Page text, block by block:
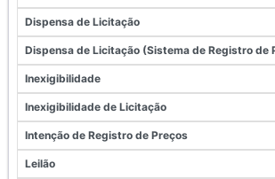
Dispensa de Licitação
Dispensa de Licitação (Sistema de Registro de
Inexigibilidade
Inexigibilidade de Licitação
Intenção de Registro de Preços
Leilão